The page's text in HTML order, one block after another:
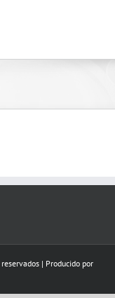
| Producido por